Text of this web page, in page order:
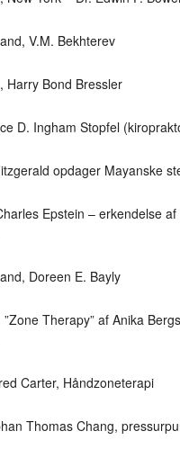
V.M. Bekhterev
Bond Bressler
Ingham Stopfel
opdager Mayanske
Epstein – erkendelse af
Doreen E. Bayly
Therapy” af Anika
Håndzoneterapi
Chang,